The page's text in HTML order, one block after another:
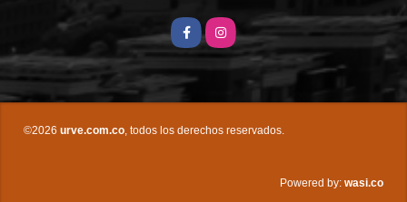
FacebookInstagram
©2026 urve.com.co, todos los derechos reservados.
Powered by: wasi.co